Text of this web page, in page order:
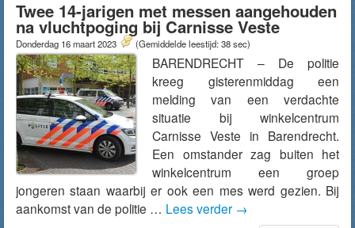
Twee 14-jarigen met messen aangehouden
na vluchtpoging bij Carnisse Veste
Donderdag 16 maart 2023 (Gemiddelde leestijd: 38 sec)
BARENDRECHT – De politie
kreeg gisterenmiddag een
melding van een verdachte
situatie bij winkelcentrum
Carnisse Veste in Barendrecht.
Een omstander zag buiten het
winkelcentrum een groep
jongeren staan waarbij er ook een mes werd gezien. Bij
aankomst van de politie … Lees verder →